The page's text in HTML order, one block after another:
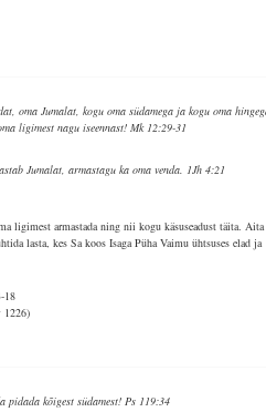
oma Jumalat, kogu oma südamega ja kogu oma
ligimest nagu iseennast! Mk 12:29-31
Jumalat, armastagu ka oma venda. 1Jh 4:21
ligimest armastada ning nii kogu käsuseadust täita. Aita
lasta, kes Sa koos Isaga Püha Vaimu ühtsuses elad ja
18
1226)
pidada kõigest südamest! Ps 119:34